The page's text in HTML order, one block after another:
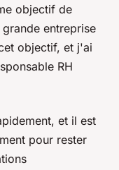
objectif de
entreprise
objectif, et j'ai
RH
et il est
pour rester